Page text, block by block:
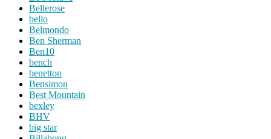
Bellerose
bello
Belmondo
Ben Sherman
Ben10
bench
benetton
Bensimon
Best Mountain
bexley
BHV
big star